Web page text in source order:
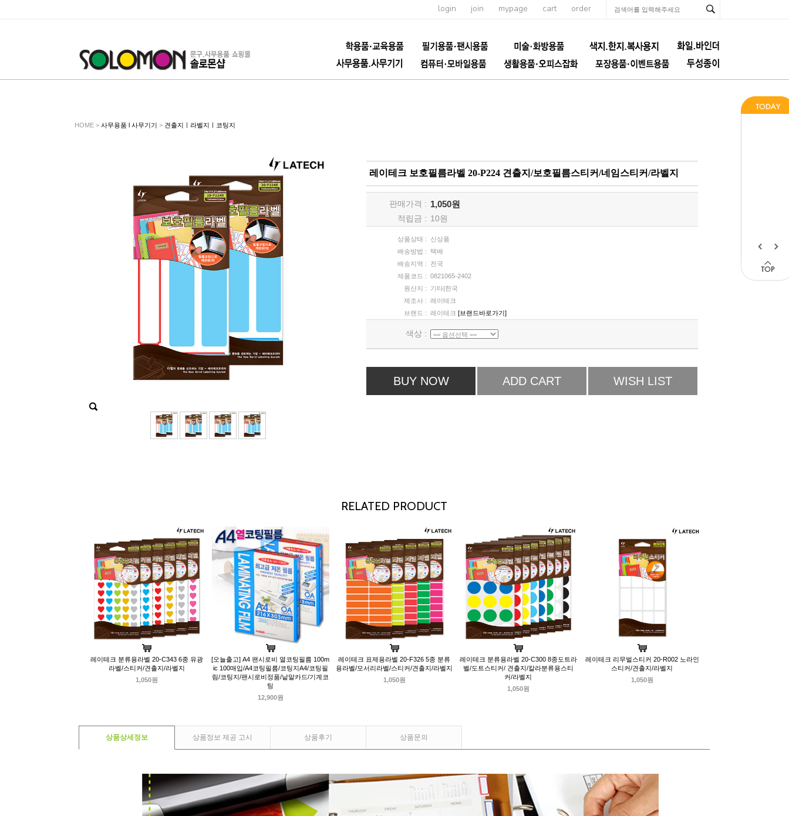
login join mypage cart order
HOME > 사무용품 l 사무기기 > 견출지ㅣ라벨지ㅣ코팅지
레이테크 보호필름라벨 20-P224 견출지/보호필름스티커/네임스티커/라벨지
판매가격 : 1,050원
적립금 : 10원
상품상태 :
신상품
배송방법 :
택배
배송지역 :
전국
제품코드 : 0821065-2402
원산지 :
기타|한국
제조사 : 레이테크
브랜드 : 레이테크 [브랜드바로가기]
색상 :
BUY NOW ADD CART WISH LIST
RELATED PRODUCT
레이테크 분류용라벨 20-C343 6종 유광
라벨/스티커/견출지/라벨지
1,050원
[오늘출고] A4 팬시로비 열코팅필름 100m
ic 100매입/A4코팅필름/코팅지A4/코팅필
림/코팅지/팬시로비정품/낱말카드/기계코
팅
12,900원
레이테크 표제용라벨 20-F326 5종 분류
용라벨/모서리라벨/스티커/견출지/라벨지
1,050원
레이테크 분류용라벨 20-C300 8종도트라
벨/도트스티커/ 견출지/칼라분류용스티
커/라벨지
1,050원
레이테크 리무벌스티커 20-R002 노라인
스티커/견출지/라벨지
1,050원
상품상세정보 상품정보 제공 고시 상품후기 상품문의